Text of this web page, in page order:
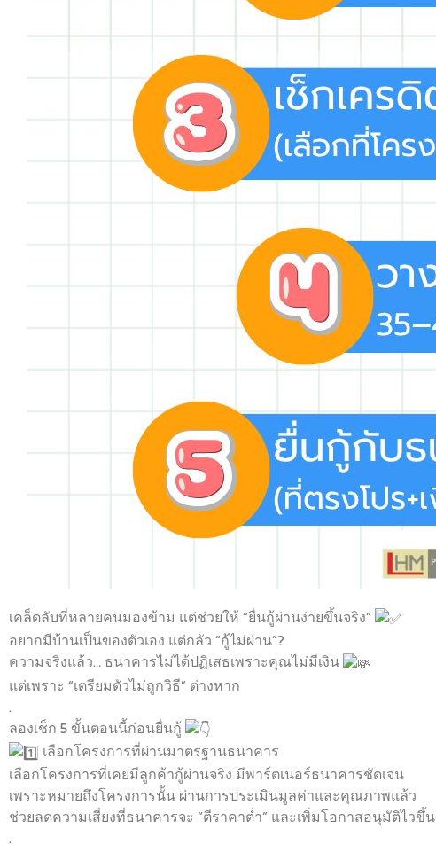
เคล็ดลับที่หลายคนมองข้าม แต่ช่วยให้ “ยื่นกู้ผ่านง่ายขึ้นจริง”
อยากมีบ้านเป็นของตัวเอง แต่กลัว “กู้ไม่ผ่าน”?
ความจริงแล้ว… ธนาคารไม่ได้ปฏิเสธเพราะคุณไม่มีเงิน
แต่เพราะ “เตรียมตัวไม่ถูกวิธี” ต่างหาก
.
ลองเช็ก 5 ขั้นตอนนี้ก่อนยื่นกู้
เลือกโครงการที่ผ่านมาตรฐานธนาคาร
เลือกโครงการที่เคยมีลูกค้ากู้ผ่านจริง มีพาร์ตเนอร์ธนาคารชัดเจน
เพราะหมายถึงโครงการนั้น ผ่านการประเมินมูลค่าและคุณภาพแล้ว
ช่วยลดความเสี่ยงที่ธนาคารจะ “ตีราคาต่ำ” และเพิ่มโอกาสอนุมัติไวขึ้น
.